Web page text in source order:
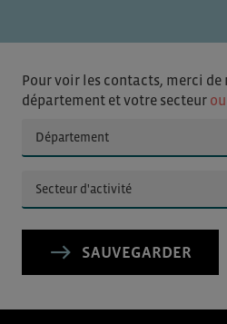
Pour voir les contacts, merci de
département et votre secteur
SAUVEGARDER